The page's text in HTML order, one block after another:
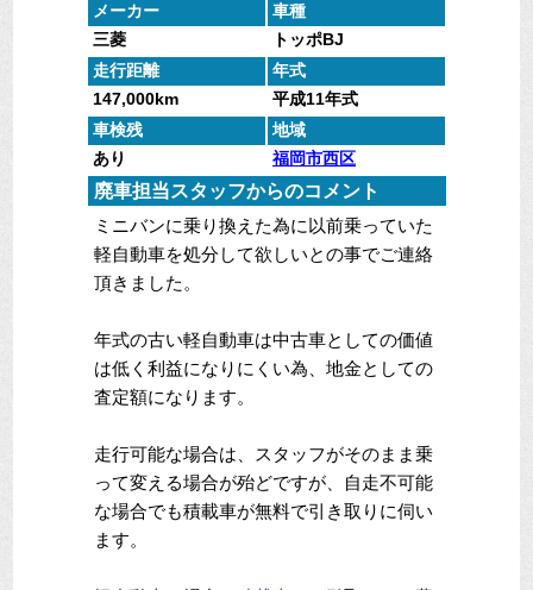
メーカー
車種
三菱
トッポBJ
走行距離
年式
147,000km
平成11年式
車検残
地域
あり
福岡市西区
廃車担当スタッフからのコメント
ミニバンに乗り換えた為に以前乗っていた
軽自動車を処分して欲しいとの事でご連絡
頂きました。
年式の古い軽自動車は中古車としての価値
は低く利益になりにくい為、地金としての
査定額になります。
走行可能な場合は、スタッフがそのまま乗
って変える場合が殆どですが、自走不可能
な場合でも積載車が無料で引き取りに伺い
ます。